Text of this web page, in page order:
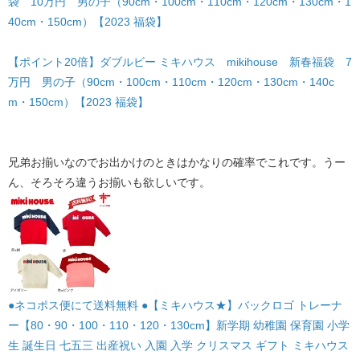
40cm・150cm）【2023 福袋】
【ポイント20倍】ダブルビー ミキハウス mikihouse 新春福袋 7
万円 男の子（90cm・100cm・110cm・120cm・130cm・140c
m・150cm）【2023 福袋】
兄弟お揃いなのでお出かけのときはかなりの確率でこれです。うー
ん、そろそろ違うお揃いも欲しいです。
●ネコポス便にて送料無料 ●【ミキハウス★】バックロゴ トレーナ
ー【80・90・100・110・120・130cm】新学期 幼稚園 保育園 小学
生 誕生日 七五三 出産祝い 入園 入学 クリスマス ギフト ミキハウス